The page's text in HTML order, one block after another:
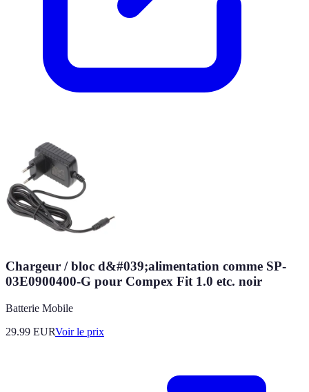
Chargeur / bloc d&#039;alimentation comme SP-
03E0900400-G pour Compex Fit 1.0 etc. noir
Batterie Mobile
29.99 EURVoir le prix